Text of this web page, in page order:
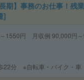
期】事務のお仕事！残
]
1550円 月収例 90,000円～
22分 ※自転車・バイク・車